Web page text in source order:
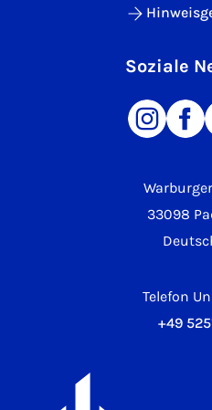
33098
Telefon
+49
Soziale